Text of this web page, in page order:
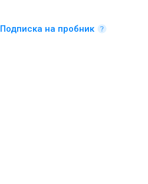
Подписка на пробник